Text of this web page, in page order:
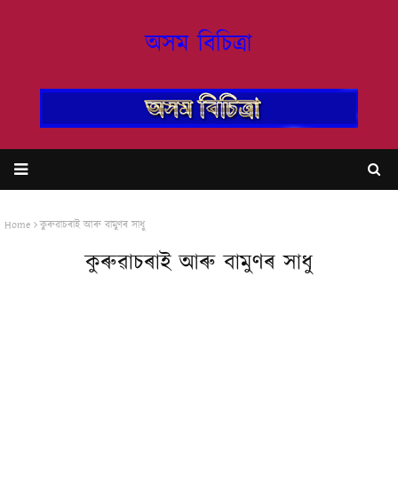
অসম বিচিত্ৰা
Home কুৰুৱাচৰাই আৰু বামুণৰ সাধু
কুৰুৱাচৰাই আৰু বামুণৰ সাধু